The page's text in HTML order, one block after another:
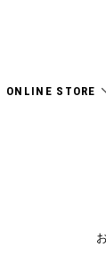
ONLINE STORE